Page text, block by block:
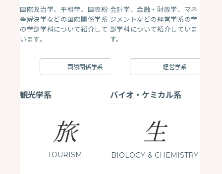
国際政治学、平和学、国際紛
争解決学などの国際関係学系
の学部学科について紹介して
います。
国際関係学系
会計学、金融・財政学、マネ
ジメントなどの経営学系の学
部学科について紹介していま
す。
経営学系
観光学系
旅
TOURISM
バイオ・ケミカル系
生
BIOLOGY & CHEMISTRY